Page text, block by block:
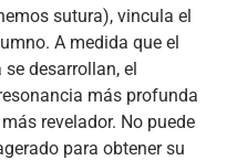
sutura), vincula el
A medida que el
desarrollan, el
más profunda
revelador. No puede
para obtener su